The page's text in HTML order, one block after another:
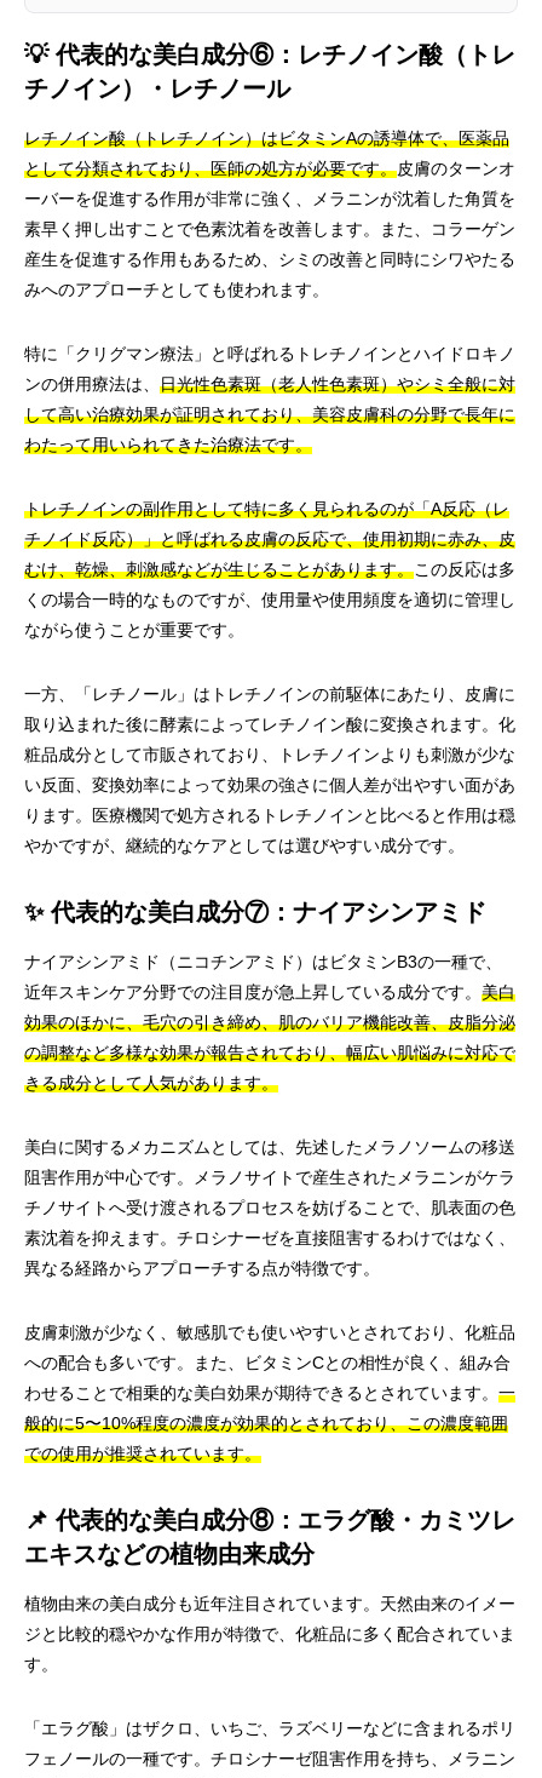
💡 代表的な美白成分⑥：レチノイン酸（トレ
チノイン）・レチノール
レチノイン酸（トレチノイン）はビタミンAの誘導体で、医薬品
として分類されており、医師の処方が必要です。皮膚のターンオ
ーバーを促進する作用が非常に強く、メラニンが沈着した角質を
素早く押し出すことで色素沈着を改善します。また、コラーゲン
産生を促進する作用もあるため、シミの改善と同時にシワやたる
みへのアプローチとしても使われます。
特に「クリグマン療法」と呼ばれるトレチノインとハイドロキノ
ンの併用療法は、 日光性色素斑（老人性色素斑）やシミ全般に対
して高い治療効果が証明されており、美容皮膚科の分野で長年に
わたって用いられてきた治療法です。
トレチノインの副作用として特に多く見られるのが「A反応（レ
チノイド反応）」と呼ばれる皮膚の反応で、使用初期に赤み、皮
むけ、乾燥、刺激感などが生じることがあります。この反応は多
くの場合一時的なものですが、使用量や使用頻度を適切に管理し
ながら使うことが重要です。
一方、「レチノール」はトレチノインの前駆体にあたり、皮膚に
取り込まれた後に酵素によってレチノイン酸に変換されます。化
粧品成分として市販されており、トレチノインよりも刺激が少な
い反面、変換効率によって効果の強さに個人差が出やすい面があ
ります。医療機関で処方されるトレチノインと比べると作用は穏
やかですが、継続的なケアとしては選びやすい成分です。
✨ 代表的な美白成分⑦：ナイアシンアミド
ナイアシンアミド（ニコチンアミド）はビタミンB3の一種で、
近年スキンケア分野での注目度が急上昇している成分です。 美白
効果のほかに、毛穴の引き締め、肌のバリア機能改善、皮脂分泌
の調整など多様な効果が報告されており、幅広い肌悩みに対応で
きる成分として人気があります。
美白に関するメカニズムとしては、先述したメラノソームの移送
阻害作用が中心です。メラノサイトで産生されたメラニンがケラ
チノサイトへ受け渡されるプロセスを妨げることで、肌表面の色
素沈着を抑えます。チロシナーゼを直接阻害するわけではなく、
異なる経路からアプローチする点が特徴です。
皮膚刺激が少なく、敏感肌でも使いやすいとされており、化粧品
への配合も多いです。また、ビタミンCとの相性が良く、組み合
わせることで相乗的な美白効果が期待できるとされています。 一
般的に5〜10%程度の濃度が効果的とされており、この濃度範囲
での使用が推奨されています。
📌 代表的な美白成分⑧：エラグ酸・カミツレ
エキスなどの植物由来成分
植物由来の美白成分も近年注目されています。天然由来のイメー
ジと比較的穏やかな作用が特徴で、化粧品に多く配合されていま
す。
「エラグ酸」はザクロ、いちご、ラズベリーなどに含まれるポリ
フェノールの一種です。チロシナーゼ阻害作用を持ち、メラニン